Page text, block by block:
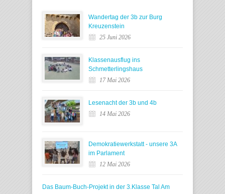
Wandertag der 3b zur Burg
Kreuzenstein
25 Juni 2026
Klassenausflug ins
Schmetterlingshaus
17 Mai 2026
Lesenacht der 3b und 4b
14 Mai 2026
Demokratiewerkstatt - unsere 3A
im Parlament
12 Mai 2026
Das Baum-Buch-Projekt in der 3.Klasse Tal Am